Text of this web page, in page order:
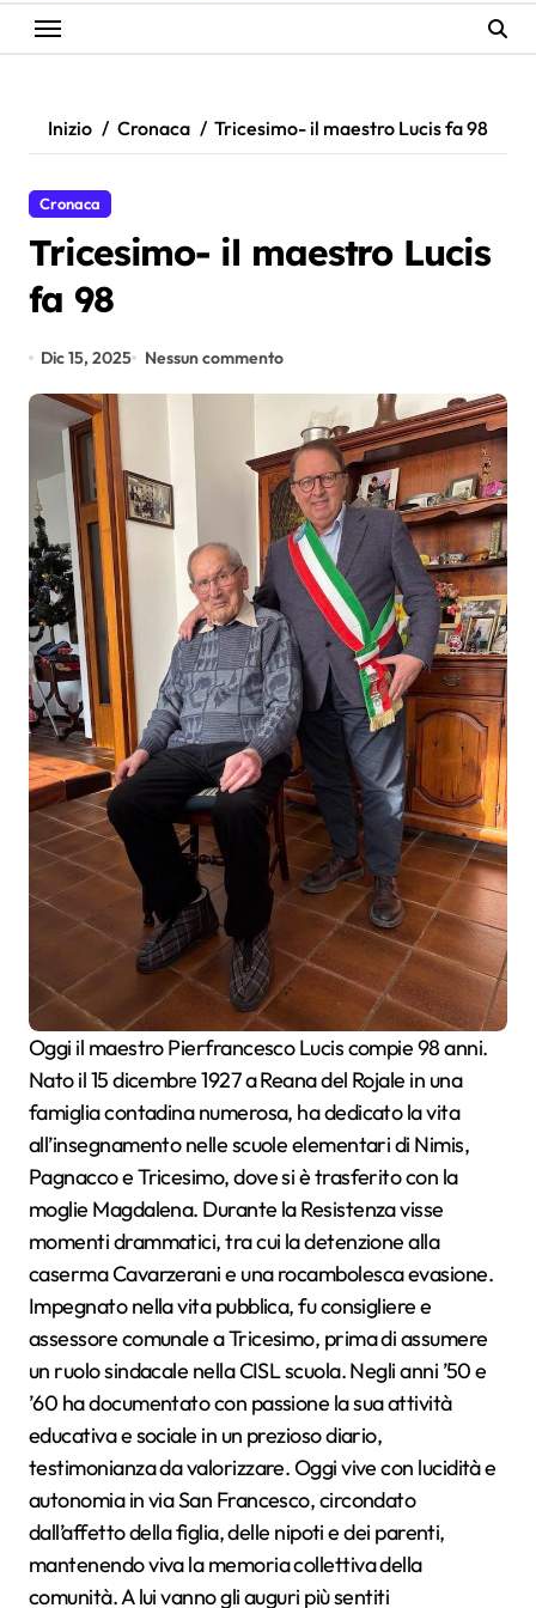
Inizio Cronaca Tricesimo- il maestro Lucis fa 98
Cronaca
Tricesimo- il maestro Lucis
fa 98
Dic 15, 2025 Nessun commento
Oggi il maestro Pierfrancesco Lucis compie 98 anni.
Nato il 15 dicembre 1927 a Reana del Rojale in una
famiglia contadina numerosa, ha dedicato la vita
all’insegnamento nelle scuole elementari di Nimis,
Pagnacco e Tricesimo, dove si è trasferito con la
moglie Magdalena. Durante la Resistenza visse
momenti drammatici, tra cui la detenzione alla
caserma Cavarzerani e una rocambolesca evasione.
Impegnato nella vita pubblica, fu consigliere e
assessore comunale a Tricesimo, prima di assumere
un ruolo sindacale nella CISL scuola. Negli anni ’50 e
’60 ha documentato con passione la sua attività
educativa e sociale in un prezioso diario,
testimonianza da valorizzare. Oggi vive con lucidità e
autonomia in via San Francesco, circondato
dall’affetto della figlia, delle nipoti e dei parenti,
mantenendo viva la memoria collettiva della
comunità. A lui vanno gli auguri più sentiti